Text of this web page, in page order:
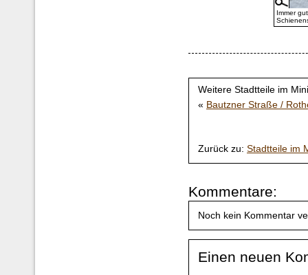
Immer
Weitere Stadtteile im
« Bautzner Straße /
Zurück zu: Stadtteile im
Kommentare:
Noch kein Kommentar
Einen neuen